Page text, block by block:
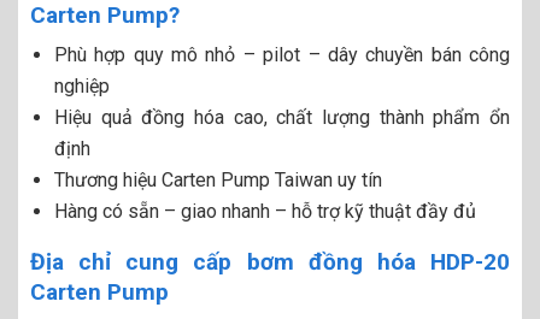
Carten Pump?
Phù hợp quy mô nhỏ – pilot – dây chuyền bán công
nghiệp
Hiệu quả đồng hóa cao, chất lượng thành phẩm ổn
định
Thương hiệu Carten Pump Taiwan uy tín
Hàng có sẵn – giao nhanh – hỗ trợ kỹ thuật đầy đủ
Địa chỉ cung cấp bơm đồng hóa HDP-20
Carten Pump